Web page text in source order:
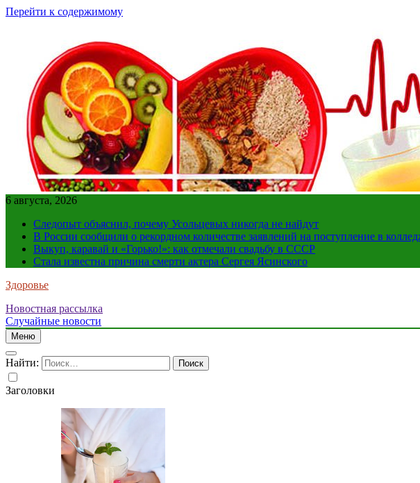
Перейти к содержимому
6 августа, 2026
Следопыт объяснил, почему Усольцевых никогда не найдут
В России сообщили о рекордном количестве заявлений на поступление в
Выкуп, каравай и «Горько!»: как отмечали свадьбу в СССР
Стала известна причина смерти актера Сергея Ясинского
Здоровье
Новостная рассылка
Случайные новости
Меню
Найти:
Заголовки